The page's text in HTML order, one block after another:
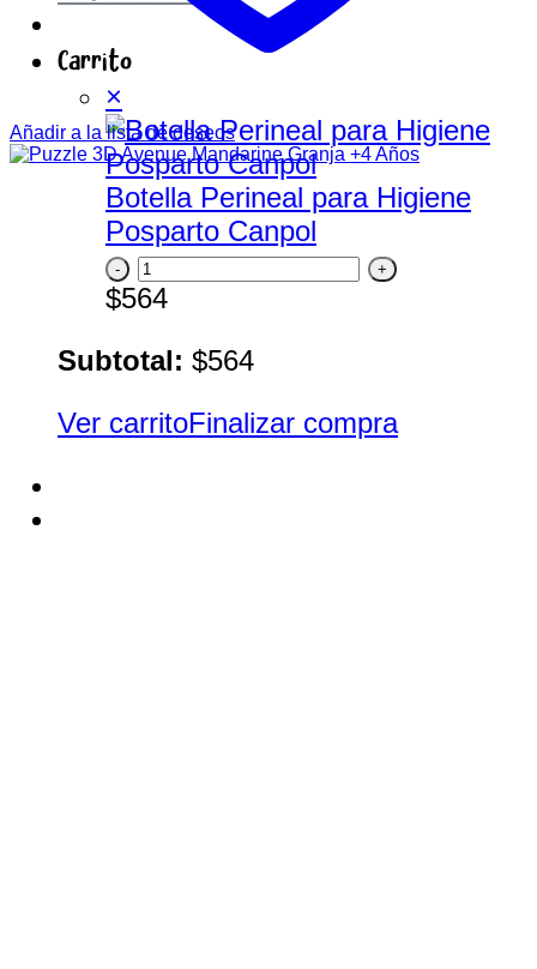
Carrito
×
Botella Perineal para Higiene
Posparto Canpol
Botella
Perineal
Higiene
Canpol
$564
Subtotal: $564
Ver carritoFinalizar compra
Añadir a la lista de deseos